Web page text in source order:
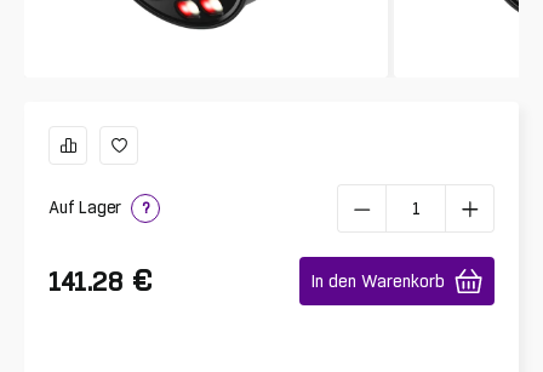
Auf Lager ?
141.28 € In den Warenkorb